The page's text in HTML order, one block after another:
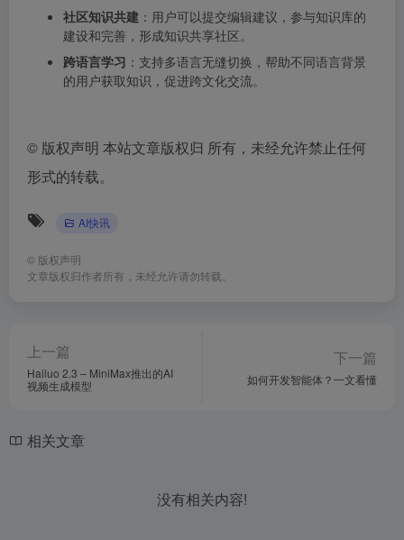
社区知识共建 ：用户可以提交编辑建议，参与知识库的
建设和完善，形成知识共享社区。
跨语言学习 ：支持多语言无缝切换，帮助不同语言背景
的用户获取知识，促进跨文化交流。
© 版权声明 本站文章版权归 所有，未经允许禁止任何
形式的转载。
AI快讯
© 版权声明
文章版权归作者所有，未经允许请勿转载。
上一篇
Hailuo 2.3 – MiniMax推出的AI
视频生成模型
下一篇
如何开发智能体？一文看懂
相关文章
没有相关内容!